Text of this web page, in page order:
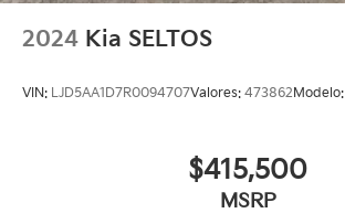
2024 Kia SELTOS
VIN: LJD5AA1D7R0094707Valores: 473862Modelo:
$415,500
MSRP